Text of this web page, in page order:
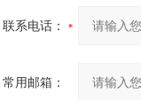
联系电话：
常用邮箱：